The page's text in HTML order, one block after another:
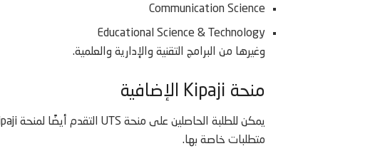
Communication Science
Educational Science & Technology
وغيرها من البرامج التقنية والإدارية والعلمية.
منحة Kipaji الإضافية
متطلبات خاصة بها.